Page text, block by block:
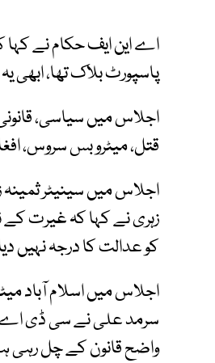
پاسپورٹ بلاک تھا،
اجلاس میں سیاسی،
قتل، میٹرو بس سروس،
اجلاس میں سینیٹر ثمینہ
زہری نے کہا کہ غیرت کے
کو عدالت کا درجہ نہیں
اجلاس میں اسلام آباد
سرمد علی نے سی ڈی اے
واضح قانون کے چل رہی